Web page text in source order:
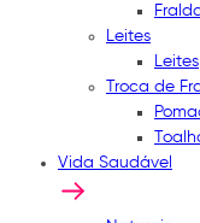
Leites
Leites
Troca de
Vida Saudável